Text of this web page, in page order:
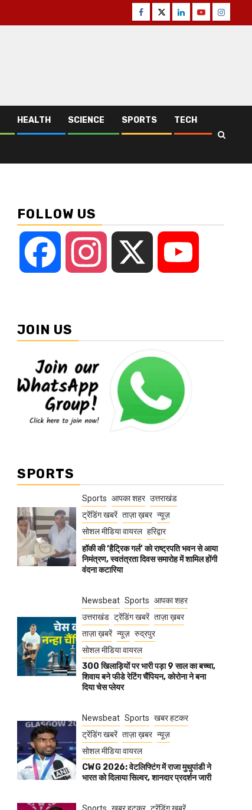
Facebook
TwitterLinkedinYoutube
HEALTH SCIENCE SPORTS TECH
FOLLOW US
Facebook Instagram
JOIN US
SPORTS
Sports आपका शहर उत्तराखंड
ट्रेंडिंग खबरें ताज़ा ख़बर न्यूज़
सोशल मीडिया वायरल हरिद्वार
हॉकी की ‘हैट्रिक गर्ल’ को राष्ट्रपति भवन से आया
निमंत्रण, स्वतंत्रता दिवस समारोह में शामिल होंगी
वंदना कटारिया
Newsbeat Sports आपका शहर
उत्तराखंड ट्रेंडिंग खबरें ताज़ा ख़बर
ताज़ा ख़बरें न्यूज़ रुद्रपुर
सोशल मीडिया वायरल
300 खिलाड़ियों पर भारी पड़ा 9 साल का बच्चा,
शिवाय बने फीडे रेटिंग चैंपियन, कोरोना ने बना
दिया चेस प्लेयर
Newsbeat Sports खबर हटकर
ट्रेंडिंग खबरें ताज़ा ख़बर न्यूज़
सोशल मीडिया वायरल
CWG 2026: वेटलिफ्टिंग में राजा मुथुपांडी ने
भारत को दिलाया सिल्वर, शानदार प्रदर्शन जारी